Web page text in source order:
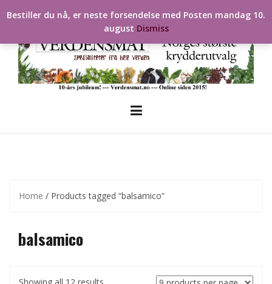
to
Home / Products tagged “balsamico”
balsamico
Bestiller du nå, er neste forsendelse med Posten mandag 10.
august Dismiss